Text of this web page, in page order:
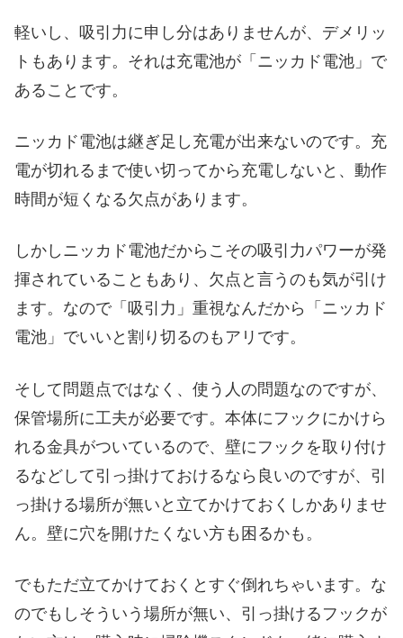
軽いし、吸引力に申し分はありませんが、デメリッ
トもあります。それは充電池が「ニッカド電池」で
あることです。
ニッカド電池は継ぎ足し充電が出来ないのです。充
電が切れるまで使い切ってから充電しないと、動作
時間が短くなる欠点があります。
しかしニッカド電池だからこその吸引力パワーが発
揮されていることもあり、欠点と言うのも気が引け
ます。なので「吸引力」重視なんだから「ニッカド
電池」でいいと割り切るのもアリです。
そして問題点ではなく、使う人の問題なのですが、
保管場所に工夫が必要です。本体にフックにかけら
れる金具がついているので、壁にフックを取り付け
るなどして引っ掛けておけるなら良いのですが、引
っ掛ける場所が無いと立てかけておくしかありませ
ん。壁に穴を開けたくない方も困るかも。
でもただ立てかけておくとすぐ倒れちゃいます。な
のでもしそういう場所が無い、引っ掛けるフックが